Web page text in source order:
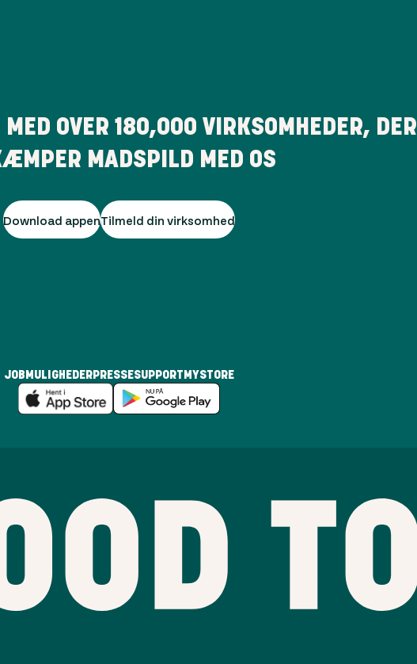
OVER 180,000 VIRKSOMHEDER, DER
MADSPILD MED OS
Download appenTilmeld din virksomhed
JOBMULIGHEDERPRESSESUPPORT MYSTORE